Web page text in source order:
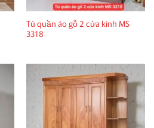
Tủ quần áo gỗ 2 cửa kính MS
3318